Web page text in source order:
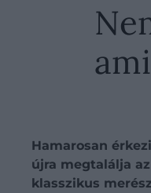
Hamarosan
újra megtalálja
klasszikus